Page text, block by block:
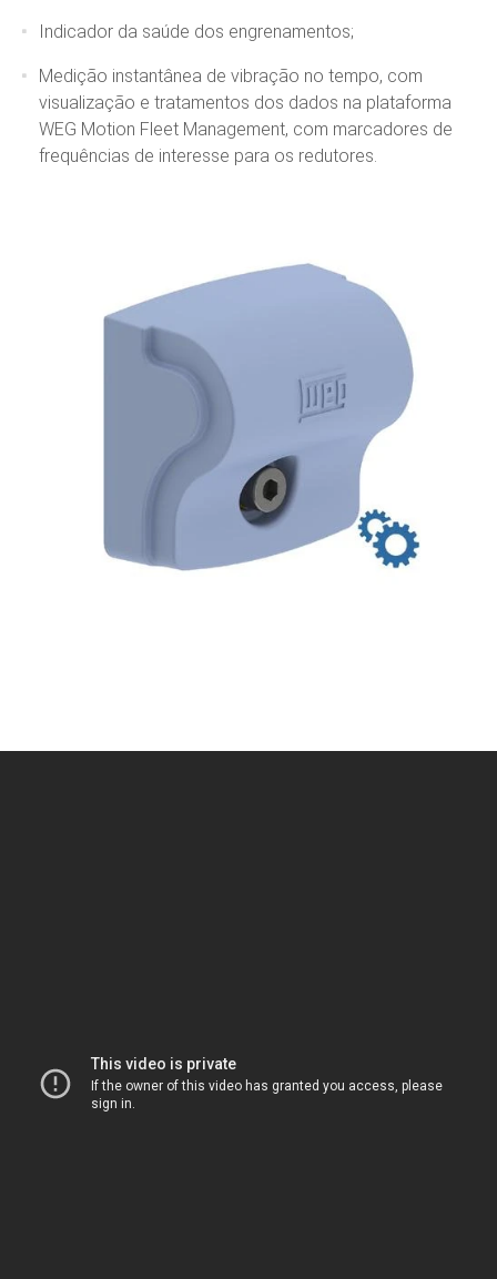
Indicador da saúde dos engrenamentos;
Medição instantânea de vibração no tempo, com
visualização e tratamentos dos dados na plataforma
WEG Motion Fleet Management, com marcadores de
frequências de interesse para os redutores.